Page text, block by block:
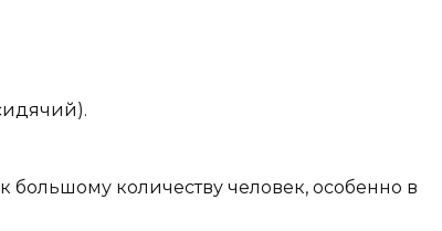
большому количеству человек, особенно в